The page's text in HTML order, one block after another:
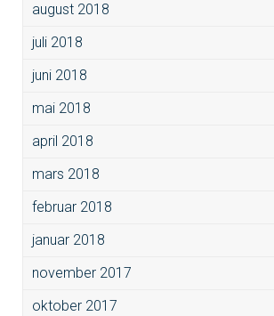
august 2018
juli 2018
juni 2018
mai 2018
april 2018
mars 2018
februar 2018
januar 2018
november 2017
oktober 2017